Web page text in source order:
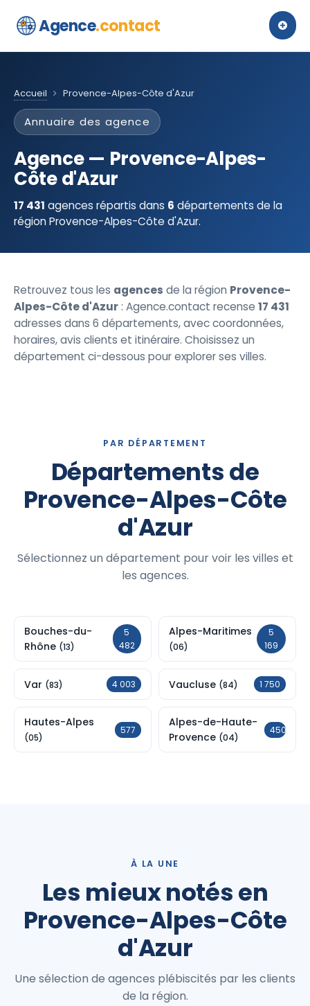
Agence.contact
Accueil Provence-Alpes-Côte d'Azur
Annuaire des agence
Agence — Provence-Alpes-
Côte d'Azur
17 431 agences répartis dans 6 départements de la
région Provence-Alpes-Côte d'Azur.
Retrouvez tous les agences de la région Provence-
Alpes-Côte d'Azur: Agence.contact recense 17 431
adresses dans 6 départements, avec coordonnées,
horaires, avis clients et itinéraire. Choisissez un
département ci-dessous pour explorer ses villes.
PAR DÉPARTEMENT
Départements de
Provence-Alpes-Côte
d'Azur
Sélectionnez un département pour voir les villes et
les agences.
Bouches-du-
Rhône (13)
5
482
Alpes-Maritimes
(06)
5
169
Var (83) 4 003 Vaucluse (84) 1 750
Hautes-Alpes
(05)
577
Alpes-de-Haute-
Provence (04)
450
À LA UNE
Les mieux notés en
Provence-Alpes-Côte
d'Azur
Une sélection de agences plébiscités par les clients
de la région.